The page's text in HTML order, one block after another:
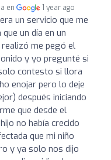
en 1 year ago
un servicio que me
un día en un
me pegó el
y yo pregunté si
contesto si llora
enojar pero lo deje
después iniciando
que desde el
no había crecido
que mi niño
y ya solo nos dijo